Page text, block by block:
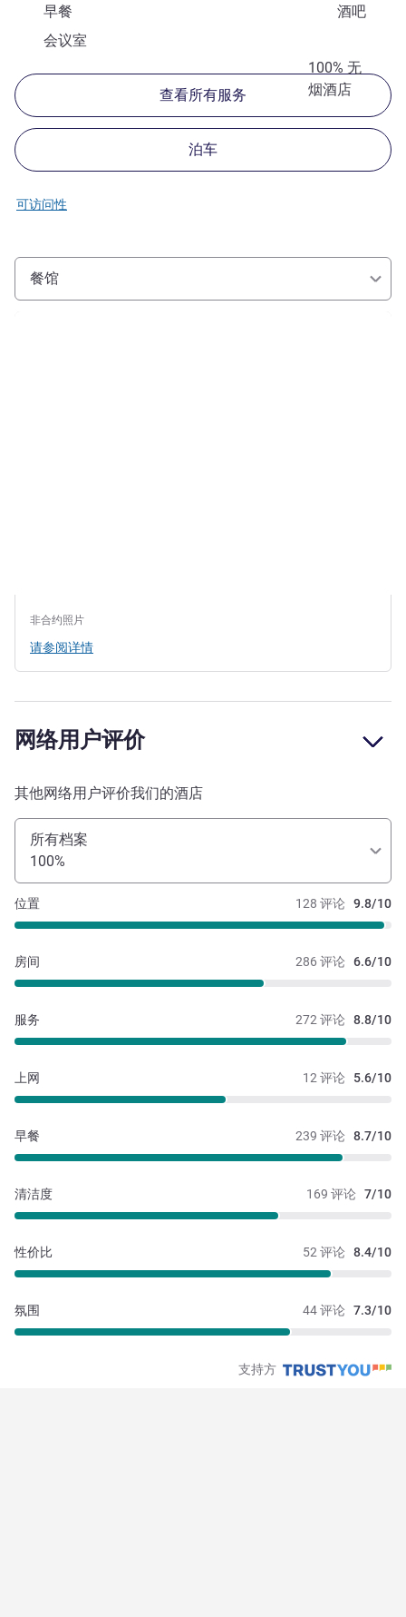
早餐
酒吧
会议室
100% 无
烟酒店
查看所有服务
泊车
可访问性
餐馆
非合约照片
请参阅详情
网络用户评价
其他网络用户评价我们的酒店
所有档案
100%
128 评论 9.8/10
位置
286 评论 6.6/10
房间
272 评论 8.8/10
服务
12 评论 5.6/10
上网
239 评论 8.7/10
早餐
169 评论 7/10
清洁度
52 评论 8.4/10
性价比
44 评论 7.3/10
氛围
支持方